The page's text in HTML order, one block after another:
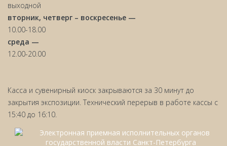
выходной
вторник, четверг – воскресенье —
10.00-18.00
среда —
12.00-20.00
Касса и сувенирный киоск закрываются за 30 минут до
закрытия экспозиции. Технический перерыв в работе кассы с
15:40 до 16:10.